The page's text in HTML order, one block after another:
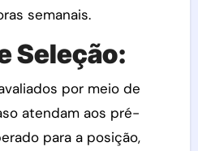
semanais.
Seleção:
por meio de
atendam aos pré-
para a posição,